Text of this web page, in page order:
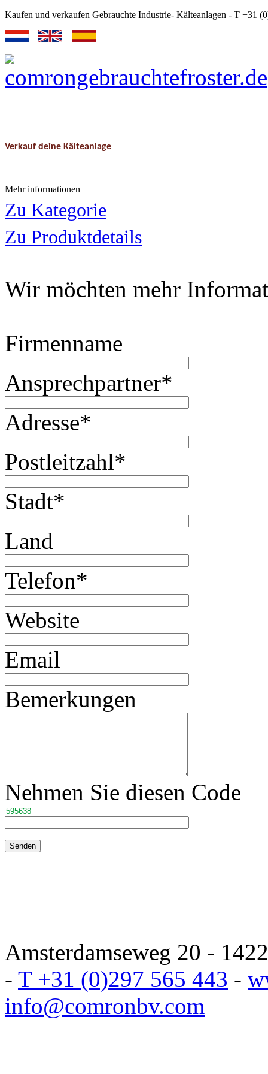
Kaufen und verkaufen Gebrauchte Industrie- Kälteanlagen - T +31
Verkauf deine Kälteanlage
Mehr informationen
Zu Kategorie
Zu Produktdetails
Wir möchten mehr
Firmenname
Ansprechpartner*
Adresse*
Postleitzahl*
Stadt*
Land
Telefon*
Website
Email
Bemerkungen
Nehmen Sie diesen Code
Amsterdamseweg 20 -
- T +31 (0)297 565 443 -
info@comronbv.com